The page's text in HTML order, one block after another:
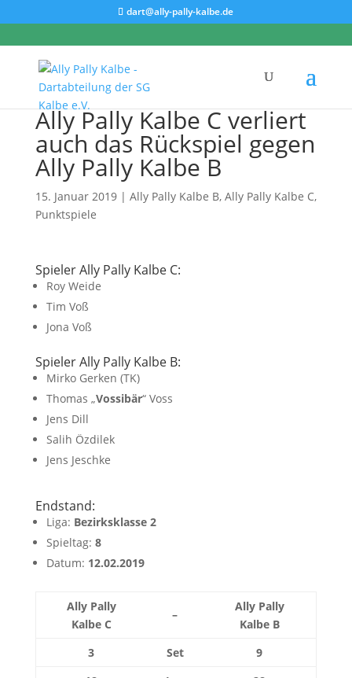
dart@ally-pally-kalbe.de
Ally Pally Kalbe C verliert
auch das Rückspiel gegen
Ally Pally Kalbe B
15. Januar 2019| Ally Pally Kalbe B, Ally Pally Kalbe C,
Punktspiele
Spieler Ally Pally Kalbe C:
Roy Weide
Tim Voß
Jona Voß
Spieler Ally Pally Kalbe B:
Mirko Gerken (TK)
Thomas „Vossibär“ Voss
Jens Dill
Salih Özdilek
Jens Jeschke
Endstand:
Liga: Bezirksklasse 2
Spieltag: 8
Datum: 12.02.2019
Ally Pally
Kalbe C
–
Ally Pally
Kalbe B
3
Set
9